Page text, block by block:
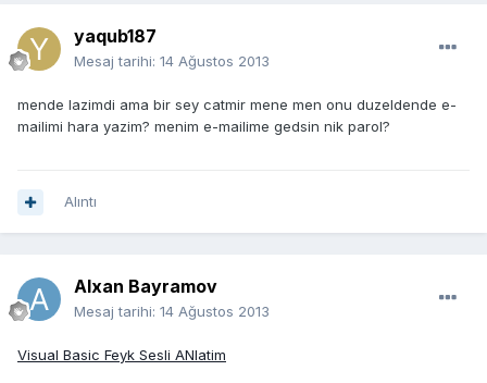
yaqub187
Mesaj tarihi: 14 Ağustos 2013
mende lazimdi ama bir sey catmir mene men onu duzeldende e-
mailimi hara yazim? menim e-mailime gedsin nik parol?
Alıntı
Alxan Bayramov
Mesaj tarihi: 14 Ağustos 2013
Visual Basic Feyk Sesli ANlatim